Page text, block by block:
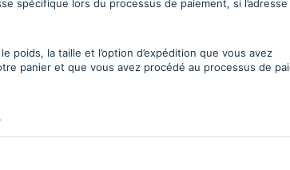
spécifique lors du processus de paiement, si l’adresse
la taille et l’option d’expédition que vous avez
panier et que vous avez procédé au processus de